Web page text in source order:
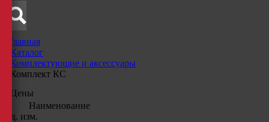
Главная
Каталог
Комплектующие и аксессуары
Комплект КС
Цены
Наименование
Ед. изм.